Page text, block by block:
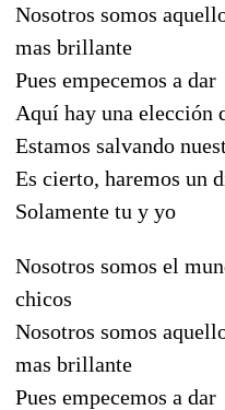
Nosotros somos
mas brillante
Pues empecemos a dar
Aquí hay una elección
Estamos salvando
Es cierto, haremos un
Solamente tu y yo
Nosotros somos el
chicos
Nosotros somos
mas brillante
Pues empecemos a dar